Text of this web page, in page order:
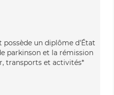
possède un diplôme d'État
parkinson et la rémission
transports et activités*